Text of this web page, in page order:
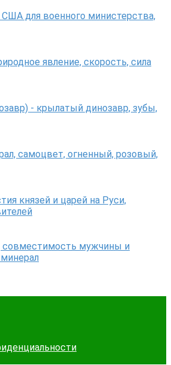
для военного министерства,
явление, скорость, сила
- крылатый динозавр, зубы,
самоцвет, огненный, розовый,
князей и царей на Руси,
совместимость мужчины и